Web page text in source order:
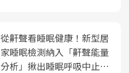
從鼾聲看睡眠健康！新型居
家睡眠檢測納入「鼾聲能量
分析」揪出睡眠呼吸中止症